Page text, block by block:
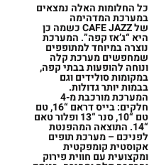
כל החלומות האלה נמצאים
במערכת המדהימה
של CAFEJAZZ כשמה כן
היא “ג’אז קפה”. המערכת
נוצרה במיוחד למתופפים
שמחפשים מערכת קלה
ונוחה להופעות בבתי קפה,
במקומות סולידים וגם
בבמות יותר גדולות.
המערכת מורכבת מ-4
חלקים: בייס דראם “16, טם
טם “10, סנר “13 ופלור טאם
“14. התוצאה המהפנטת
לפניכם – מערכת תופים
אקוסטית קומפקטית
ומקצועית עם חווית פירוק